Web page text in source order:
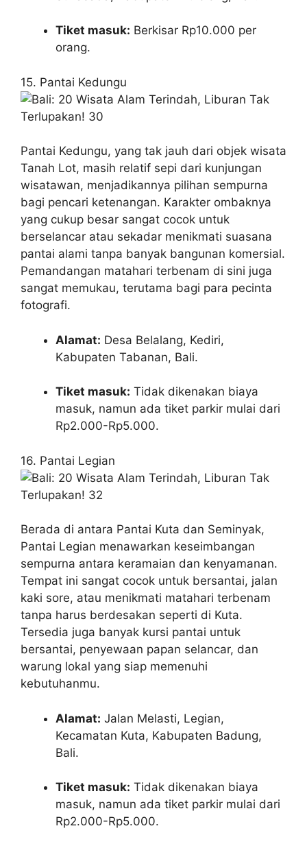
Tiket masuk: Berkisar Rp10.000 per
orang.
15. Pantai Kedungu
Pantai Kedungu, yang tak jauh dari objek wisata
Tanah Lot, masih relatif sepi dari kunjungan
wisatawan, menjadikannya pilihan sempurna
bagi pencari ketenangan. Karakter ombaknya
yang cukup besar sangat cocok untuk
berselancar atau sekadar menikmati suasana
pantai alami tanpa banyak bangunan komersial.
Pemandangan matahari terbenam di sini juga
sangat memukau, terutama bagi para pecinta
fotografi.
Alamat: Desa Belalang, Kediri,
Kabupaten Tabanan, Bali.
Tiket masuk: Tidak dikenakan biaya
masuk, namun ada tiket parkir mulai dari
Rp2.000-Rp5.000.
16. Pantai Legian
Berada di antara Pantai Kuta dan Seminyak,
Pantai Legian menawarkan keseimbangan
sempurna antara keramaian dan kenyamanan.
Tempat ini sangat cocok untuk bersantai, jalan
kaki sore, atau menikmati matahari terbenam
tanpa harus berdesakan seperti di Kuta.
Tersedia juga banyak kursi pantai untuk
bersantai, penyewaan papan selancar, dan
warung lokal yang siap memenuhi
kebutuhanmu.
Alamat: Jalan Melasti, Legian,
Kecamatan Kuta, Kabupaten Badung,
Bali.
Tiket masuk: Tidak dikenakan biaya
masuk, namun ada tiket parkir mulai dari
Rp2.000-Rp5.000.